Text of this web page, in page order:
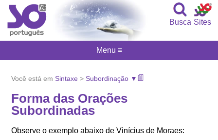
Sites
Busca
Você está em Sintaxe > Subordinação ▼
Forma das Orações
Subordinadas
Observe o exemplo abaixo de Vinícius de Moraes: